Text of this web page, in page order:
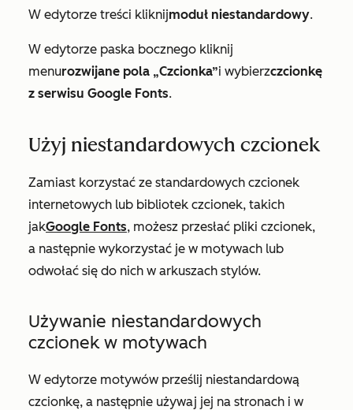
W edytorze treści kliknijmoduł niestandardowy.
W edytorze paska bocznego kliknij
menurozwijane pola „Czcionka”i wybierzczcionkę
z serwisu Google Fonts.
Użyj niestandardowych czcionek
Zamiast korzystać ze standardowych czcionek
internetowych lub bibliotek czcionek, takich
jakGoogle Fonts, możesz przesłać pliki czcionek,
a następnie wykorzystać je w motywach lub
odwołać się do nich w arkuszach stylów.
Używanie niestandardowych
czcionek w motywach
W edytorze motywów prześlij niestandardową
czcionkę, a następnie używaj jej na stronach i w